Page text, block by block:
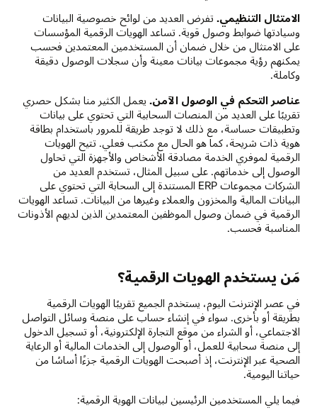
الامتثال التنظيمي. تفرض العديد من لوائح خصوصية البيانات
وسيادتها ضوابط وصول قوية. تساعد الهويات الرقمية المؤسسات
على الامتثال من خلال ضمان أن المستخدمين المعتمدين فحسب
يمكنهم رؤية مجموعات بيانات معينة وأن سجلات الوصول دقيقة
وكاملة.
عناصر التحكم في الوصول الآمن. يعمل الكثير منا بشكل حصري
تقريبًا على العديد من المنصات السحابية التي تحتوي على بيانات
وتطبيقات حساسة، مع ذلك لا توجد طريقة للمرور باستخدام بطاقة
هوية ذات شريحة، كما هو الحال مع مكتب فعلي. تتيح الهويات
الرقمية لموفري الخدمة مصادقة الأشخاص والأجهزة التي تحاول
الوصول إلى خدماتهم. على سبيل المثال، تستخدم العديد من
الشركات مجموعات ERP المستندة إلى السحابة التي تحتوي على
البيانات المالية والمخزون والعملاء وغيرها من البيانات. تساعد الهويات
الرقمية في ضمان وصول الموظفين المعتمدين الذين لديهم الأذونات
المناسبة فحسب.
مَن يستخدم الهويات الرقمية؟
في عصر الإنترنت اليوم، يستخدم الجميع تقريبًا الهويات الرقمية
بطريقة أو بأخرى. سواء في إنشاء حساب على منصة وسائل التواصل
الاجتماعي، أو الشراء من موقع التجارة الإلكترونية، أو تسجيل الدخول
إلى منصة سحابية للعمل، أو الوصول إلى الخدمات المالية أو الرعاية
الصحية عبر الإنترنت، إذ أصبحت الهويات الرقمية جزءًا أساسًا من
حياتنا اليومية.
فيما يلي المستخدمين الرئيسين لبيانات الهوية الرقمية: